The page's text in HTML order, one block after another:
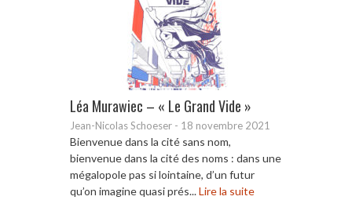
Léa Murawiec – « Le Grand Vide »
Jean-Nicolas Schoeser - 18 novembre 2021
Bienvenue dans la cité sans nom,
bienvenue dans la cité des noms : dans une
mégalopole pas si lointaine, d’un futur
qu’on imagine quasi prés...Lire la suite